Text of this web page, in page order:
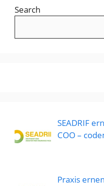
Search
SEADRIF
COO –
Praxis